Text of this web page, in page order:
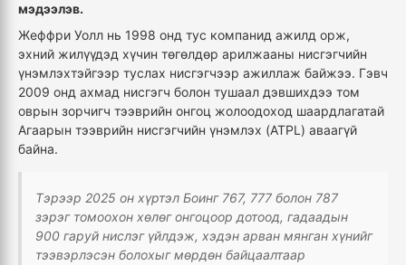
мэдээлэв.
Жеффри Уолл нь 1998 онд тус компанид ажилд орж,
эхний жилүүдэд хүчин төгөлдөр арилжааны нисгэгчийн
үнэмлэхтэйгээр туслах нисгэгчээр ажиллаж байжээ. Гэвч
2009 онд ахмад нисгэгч болон тушаал дэвшихдээ том
оврын зорчигч тээврийн онгоц жолоодоход шаардлагатай
Агаарын тээврийн нисгэгчийн үнэмлэх (ATPL) аваагүй
байна.
Тэрээр 2025 он хүртэл Боинг 767, 777 болон 787
зэрэг томоохон хөлөг онгоцоор дотоод, гадаадын
900 гаруй нислэг үйлдэж, хэдэн арван мянган хүнийг
тээвэрлэсэн болохыг мөрдөн байцаалтаар